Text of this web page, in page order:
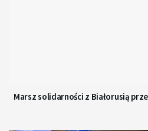
Marsz solidarności z Białorusią